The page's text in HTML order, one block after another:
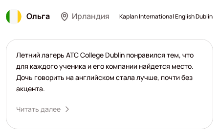
Ольга Ирландия Kaplan International English Dublin
Летний лагерь ATC College Dublin понравился тем, что
для каждого ученика и его компании найдется место.
Дочь говорить на английском стала лучше, почти без
акцента.
Читать далее